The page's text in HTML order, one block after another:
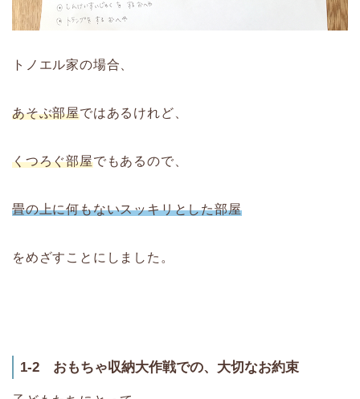
トノエル家の場合、
あそぶ部屋ではあるけれど、
くつろぐ部屋でもあるので、
畳の上に何もないスッキリとした部屋
をめざすことにしました。
1-2 おもちゃ収納大作戦での、大切なお約束